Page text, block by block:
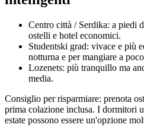
Centro città / Serdika: a piedi
ostelli e hotel economici.
Studentski grad: vivace e più
notturna e per mangiare a
Lozenets: più tranquillo ma
media.
Consiglio per risparmiare: prenota
prima colazione inclusa. I dormitori
estate possono essere un'opzione